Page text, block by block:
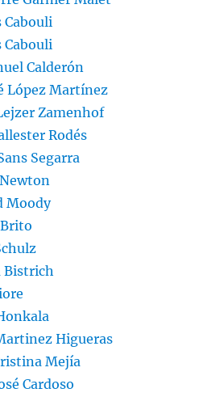
Cabouli
Cabouli
Calderón
López Martínez
Zamenhof
Rodés
Segarra
Moody
Bistrich
Higueras
Mejía
Cardoso